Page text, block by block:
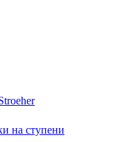
на ступени